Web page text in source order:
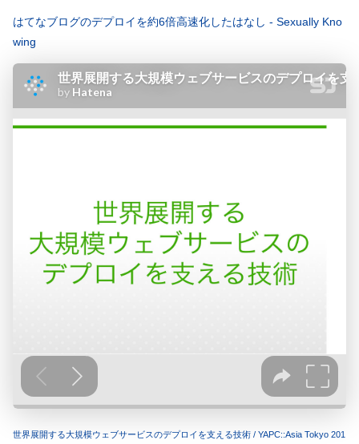
はてなブログのデプロイを約6倍高速化したはなし - Sexually Kno
wing
世界展開する大規模ウェブサービスのデプロイを支える技術 / YAPC::Asia Tokyo 201